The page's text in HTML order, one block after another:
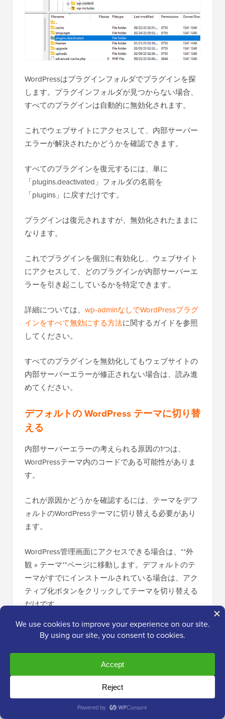
WordPressはプラグインフォルダでプラグインを探
します。プラグインフォルダが見つからない場合、
すべてのプラグインは自動的に無効化されます。
これでウェブサイトにアクセスして、内部サーバー
エラーが解決されたかどうかを確認できます。
すべてのプラグインを復元するには、単に
「plugins.deactivated」フォルダの名前を
「plugins」に戻すだけです。
プラグインは復元されますが、無効化されたままに
なります。
これでプラグインを個別に有効化し、ウェブサイト
にアクセスして、どのプラグインが内部サーバーエ
ラーを引き起こしているかを特定できます。
詳細については、 wp-adminなしでWordPressプラグ
インをすべて無効にする方法に関するガイドを参照
してください。
すべてのプラグインを無効化してもウェブサイトの
内部サーバーエラーが修正されない場合は、読み進
めてください。
デフォルトの WordPress テーマに切り替
える
内部サーバーエラーの考えられる原因の1つは、
WordPressテーマ内のコードである可能性がありま
す。
これが原因かどうかを確認するには、テーマをデフ
ォルトのWordPressテーマに切り替える必要があり
ます。
WordPress管理画面にアクセスできる場合は、**外
観 » テーマ**ページに移動します。デフォルトのテ
ーマがすでにインストールされている場合は、アク
ティブ化ボタンをクリックしてテーマを切り替える
だけです。